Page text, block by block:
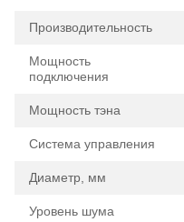
Производительность
Мощность
подключения
Мощность тэна
Система управления
Диаметр, мм
Уровень шума